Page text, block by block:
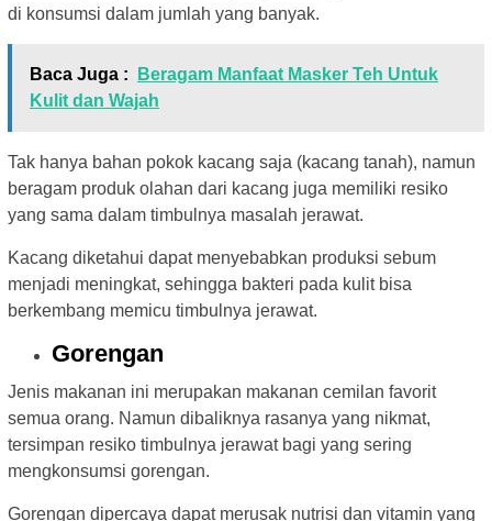
di konsumsi dalam jumlah yang banyak.
Baca Juga :
Beragam Manfaat Masker Teh Untuk
Kulit dan Wajah
Tak hanya bahan pokok kacang saja (kacang tanah), namun
beragam produk olahan dari kacang juga memiliki resiko
yang sama dalam timbulnya masalah jerawat.
Kacang diketahui dapat menyebabkan produksi sebum
menjadi meningkat, sehingga bakteri pada kulit bisa
berkembang memicu timbulnya jerawat.
Gorengan
Jenis makanan ini merupakan makanan cemilan favorit
semua orang. Namun dibaliknya rasanya yang nikmat,
tersimpan resiko timbulnya jerawat bagi yang sering
mengkonsumsi gorengan.
Gorengan dipercaya dapat merusak nutrisi dan vitamin yang